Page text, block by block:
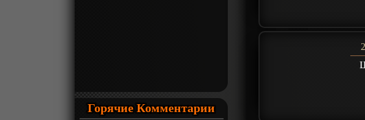
Горячие Комментарии